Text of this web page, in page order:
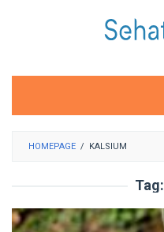
HOMEPAGE / KALSIUM
Tag: